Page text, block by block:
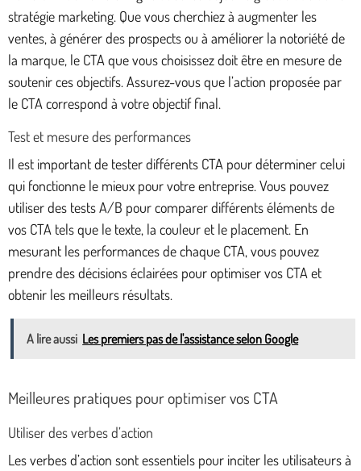
stratégie marketing. Que vous cherchiez à augmenter les
ventes, à générer des prospects ou à améliorer la notoriété de
la marque, le CTA que vous choisissez doit être en mesure de
soutenir ces objectifs. Assurez-vous que l’action proposée par
le CTA correspond à votre objectif final.
Test et mesure des performances
Il est important de tester différents CTA pour déterminer celui
qui fonctionne le mieux pour votre entreprise. Vous pouvez
utiliser des tests A/B pour comparer différents éléments de
vos CTA tels que le texte, la couleur et le placement. En
mesurant les performances de chaque CTA, vous pouvez
prendre des décisions éclairées pour optimiser vos CTA et
obtenir les meilleurs résultats.
A lire aussi Les premiers pas de l'assistance selon Google
Meilleures pratiques pour optimiser vos CTA
Utiliser des verbes d’action
Les verbes d’action sont essentiels pour inciter les utilisateurs à